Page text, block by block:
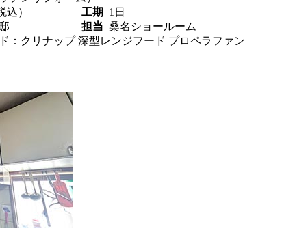
込） 工期
1日
担当 桑名ショールーム
：クリナップ 深型レンジフード プロペラファン